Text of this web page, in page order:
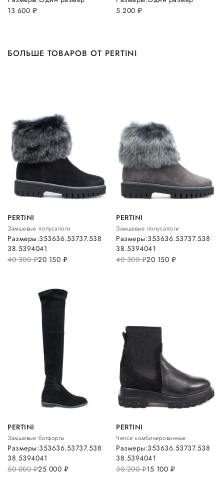
13 600 руб.
5 200руб.
БОЛЬШЕ ТОВАРОВ ОТ PERTINI
PERTINI
Замшевые полусапоги
40 300руб.20 150 руб.
Размеры:353636.53737.538
38.5394041
PERTINI
Замшевые полусапоги
40 300руб.20 150 руб.
Размеры:353636.53737.538
38.5394041
PERTINI
Замшевые ботфорты
50 000руб.25 000 руб.
Размеры:353636.53737.538
38.5394041
PERTINI
Челси комбинированные
30 200руб.15 100 руб.
Размеры:353636.53737.538
38.5394041